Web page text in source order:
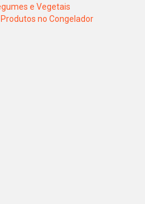
e Vegetais
no Congelador